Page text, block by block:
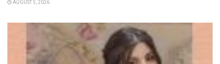
AUGUST 5, 2026